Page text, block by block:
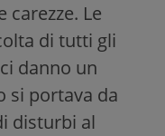
carezze. Le
di tutti gli
danno un
si portava da
disturbi al